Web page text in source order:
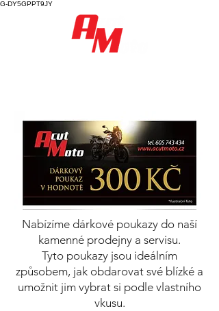
G-DY5GPPT9JY
Nabízíme dárkové poukazy do naší
kamenné prodejny a servisu.
Tyto poukazy jsou ideálním
způsobem, jak obdarovat své blízké a
umožnit jim vybrat si podle vlastního
vkusu.